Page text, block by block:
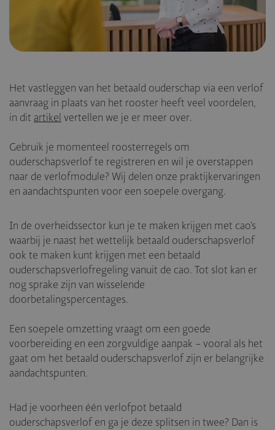
Het vastleggen van het betaald ouderschap via een verlof
aanvraag in plaats van het rooster heeft veel voordelen,
in dit artikel vertellen we je er meer over.
Gebruik je momenteel roosterregels om
ouderschapsverlof te registreren en wil je overstappen
naar de verlofmodule? Wij delen onze praktijkervaringen
en aandachtspunten voor een soepele overgang.
In de overheidssector kun je te maken krijgen met cao’s
waarbij je naast het wettelijk betaald ouderschapsverlof
ook te maken kunt krijgen met een betaald
ouderschapsverlofregeling vanuit de cao. Tot slot kan er
nog sprake zijn van wisselende
doorbetalingspercentages.
Een soepele omzetting vraagt om een goede
voorbereiding en een zorgvuldige aanpak – vooral als het
gaat om het betaald ouderschapsverlof zijn er belangrijke
aandachtspunten.
Had je voorheen één verlofpot betaald
ouderschapsverlof en ga je deze splitsen in twee? Dan is